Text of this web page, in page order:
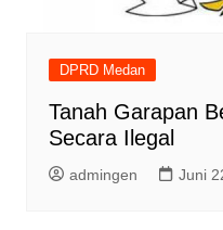
DPRD Medan
Tanah Garapan
Secara Ilegal
admingen Juni